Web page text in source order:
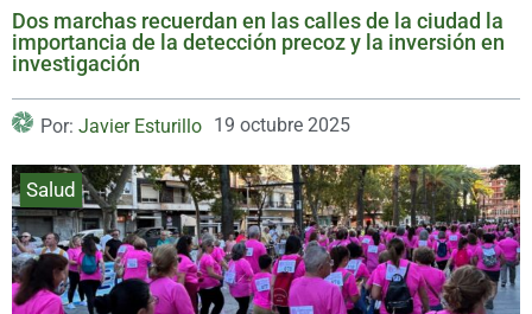
Dos marchas recuerdan en las calles de la ciudad la
importancia de la detección precoz y la inversión en
investigación
Por: Javier Esturillo 19 octubre 2025
Salud